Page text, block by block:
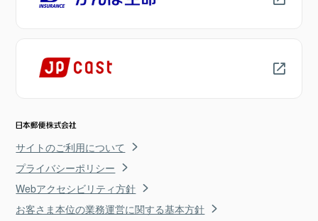
サイトのご利用について
プライバシーポリシー
Webアクセシビリティ方針
お客さま本位の業務運営に関する基本方針